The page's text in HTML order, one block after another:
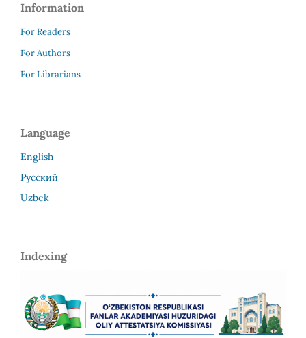
Information
For Readers
For Authors
For Librarians
Language
English
Русский
Uzbek
Indexing